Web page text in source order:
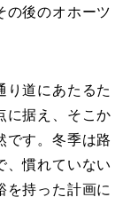
の後のオホーツ
り道にあたるた
に据え、そこか
です。冬季は路
、慣れていない
を持った計画に